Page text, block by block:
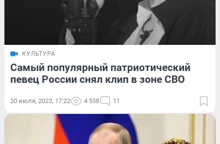
КУЛЬТУРА
Самый популярный патриотический
певец России снял клип в зоне СВО
20 июля, 2023, 17:22 4 538 11